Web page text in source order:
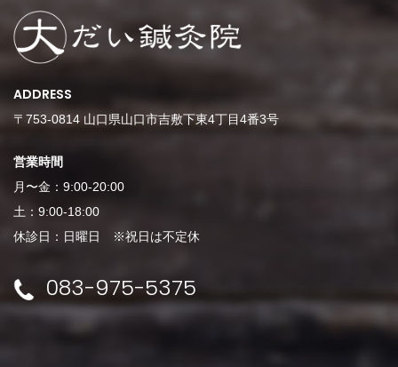
ADDRESS
〒753-0814 山口県山口市吉敷下東4丁目4番3号
営業時間
月〜金：9:00-20:00
土：9:00-18:00
休診日：日曜日 ※祝日は不定休
083-975-5375